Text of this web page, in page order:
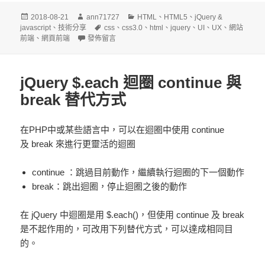
發
佈
日
2018-08-21
作
ann71727
分
類
HTML 、 HTML5 、jQuery &
javascript 、技術分享
標
籤
css 、css3.0 、html 、jquery 、 UI 、 UX 、網站
前端 、網頁前端 在〈Fix An invalid form control with name=’…’ is not
發佈留言
jQuery $.each 迴圈 continue 與
break 替代方式
在PHP中或某些語言中，可以在迴圈中使用 continue
及 break 來進行更靈活的迴圈
continue ：跳過目前動作，繼續執行迴圈的下一個動作
break：跳出迴圈，停止迴圈之後的動作
在 jQuery 中迴圈是用 $.each()，但使用 continue 及 break
是不起作用的，可改用下列替代方式，可以達成相同目
的。